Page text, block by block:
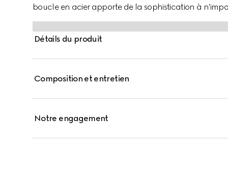
boucle en acier apporte de la sophistication à
Détails du produit
Composition et entretien
Notre engagement